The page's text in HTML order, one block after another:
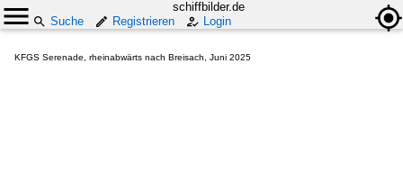
schiffbilder.de
Suche
Registrieren Login
KFGS Serenade, rheinabwärts nach Breisach, Juni 2025